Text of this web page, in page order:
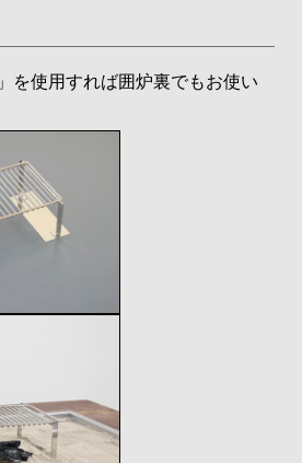
」を使用すれば囲炉裏でもお使い